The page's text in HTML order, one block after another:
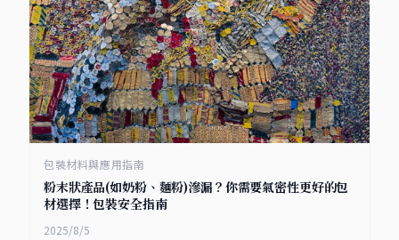
包裝材料與應用指南
粉末狀產品(如奶粉、麵粉)滲漏？你需要氣密性更好的包
材選擇！包裝安全指南
2025/8/5